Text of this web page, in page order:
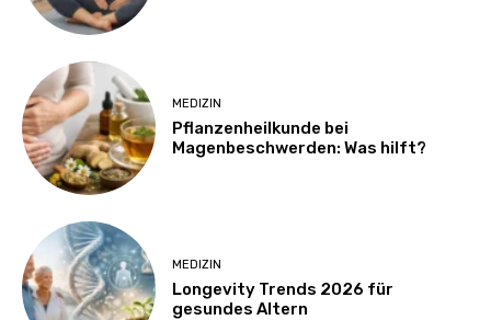
MEDIZIN
Pflanzenheilkunde bei
Magenbeschwerden: Was hilft?
MEDIZIN
Longevity Trends 2026 für
gesundes Altern